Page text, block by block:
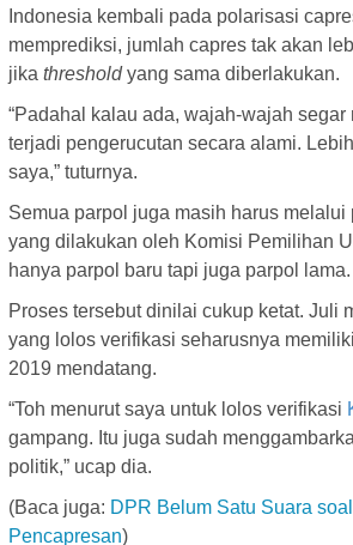
Indonesia kembali pada polarisasi
memprediksi, jumlah capres tak akan
jika thresholdyang sama diberlakukan.
“Padahal kalau ada, wajah-wajah segar
terjadi pengerucutan secara alami.
saya,” tuturnya.
Semua parpol juga masih harus melalui
yang dilakukan oleh Komisi Pemilihan
hanya parpol baru tapi juga parpol lama.
Proses tersebut dinilai cukup ketat. Juli
yang lolos verifikasi seharusnya
2019 mendatang.
“Toh menurut saya untuk lolos verifikasi
gampang. Itu juga sudah
politik,” ucap dia.
(Baca juga: DPR Belum Satu Suara
Pencapresan)